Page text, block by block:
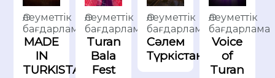
Әлеуметтік
бағдарлама
MADE
IN
TURKISTAN
Әлеуметтік
бағдарлама
Turan
Bala
Fest
Әлеуметтік
бағдарлама
Сәлем
Түркістан
Әлеуметтік
бағдарлама
Voice
of
Turan